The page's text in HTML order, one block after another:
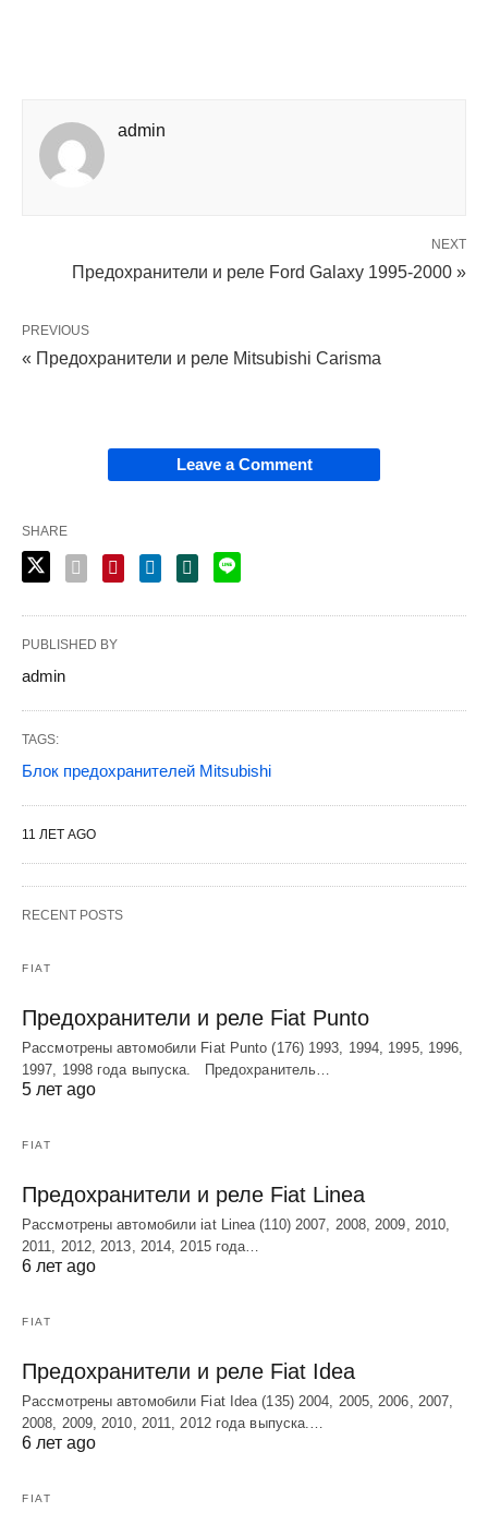
admin
NEXT
Предохранители и реле Ford Galaxy 1995-2000 »
PREVIOUS
« Предохранители и реле Mitsubishi Carisma
Leave a Comment
SHARE
PUBLISHED BY
admin
TAGS:
Блок предохранителей Mitsubishi
11 ЛЕТ AGO
RECENT POSTS
FIAT
Предохранители и реле Fiat Punto
Рассмотрены автомобили Fiat Punto (176) 1993, 1994, 1995, 1996,
1997, 1998 года выпуска. Предохранитель…
5 лет ago
FIAT
Предохранители и реле Fiat Linea
Рассмотрены автомобили iat Linea (110) 2007, 2008, 2009, 2010,
2011, 2012, 2013, 2014, 2015 года…
6 лет ago
FIAT
Предохранители и реле Fiat Idea
Рассмотрены автомобили Fiat Idea (135) 2004, 2005, 2006, 2007,
2008, 2009, 2010, 2011, 2012 года выпуска.…
6 лет ago
FIAT